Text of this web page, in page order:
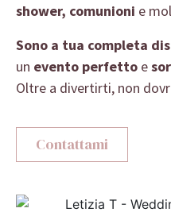
shower, comunioni e
Sono a tua completa
un evento perfetto e
Oltre a divertirti, non
Contattami